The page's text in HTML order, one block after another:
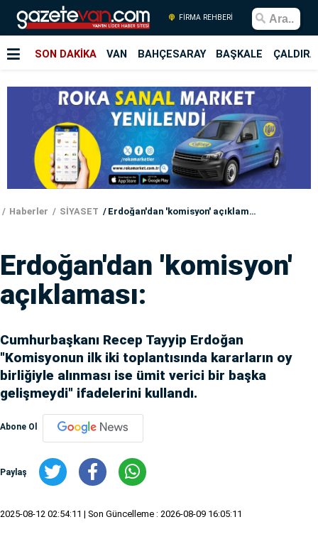
FİRMA REHBERİ
SON DAKİKA VAN BAHÇESARAY BAŞKALE
Haberler SİYASET Erdoğan'dan 'komisyon' açıklaması:
Erdoğan'dan 'komisyon'
açıklaması:
Cumhurbaşkanı Recep Tayyip Erdoğan
"Komisyonun ilk iki toplantısında kararların oy
birliğiyle alınması ise ümit verici bir başka
gelişmeydi" ifadelerini kullandı.
Abone Ol
Paylaş
2025-08-12 02:54:11 | Son Güncelleme : 2026-08-09 16:05:11